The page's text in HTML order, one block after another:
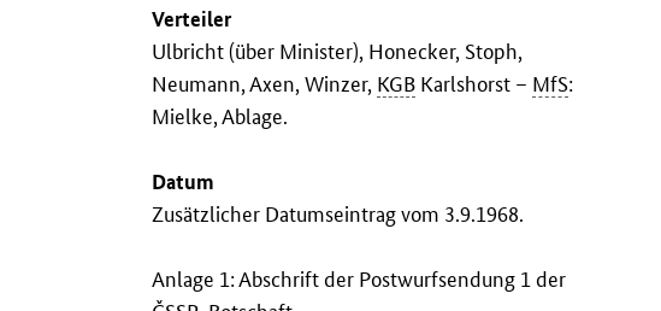
Verteiler
Ulbricht (über Minister), Honecker, Stoph,
Neumann, Axen, Winzer, KGB Karlshorst – MfS:
Mielke, Ablage.
Datum
Zusätzlicher Datumseintrag vom 3.9.1968.
Anlage 1: Abschrift der Postwurfsendung 1 der